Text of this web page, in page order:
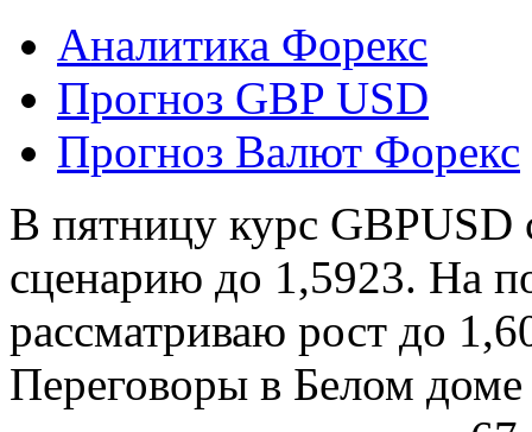
Аналитика Форекс
Прогноз GBP USD
Прогноз Валют Форекс
В пятницу курс GBPUSD
сценарию до 1,5923. На
рассматриваю рост до
Переговоры в Белом доме